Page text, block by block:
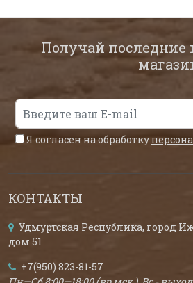
Получай последние
Я согласен на обработку
КОНТАКТЫ
Удмуртская Республика, город
дом 51
+7(950) 823-81-57